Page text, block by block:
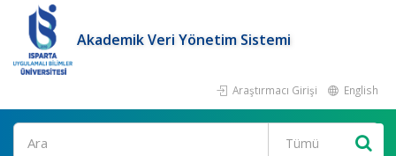
Akademik Veri Yönetim Sistemi
Araştırmacı Girişi English
Ara